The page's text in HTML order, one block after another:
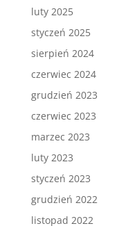
luty 2025
styczeń 2025
sierpień 2024
czerwiec 2024
grudzień 2023
czerwiec 2023
marzec 2023
luty 2023
styczeń 2023
grudzień 2022
listopad 2022